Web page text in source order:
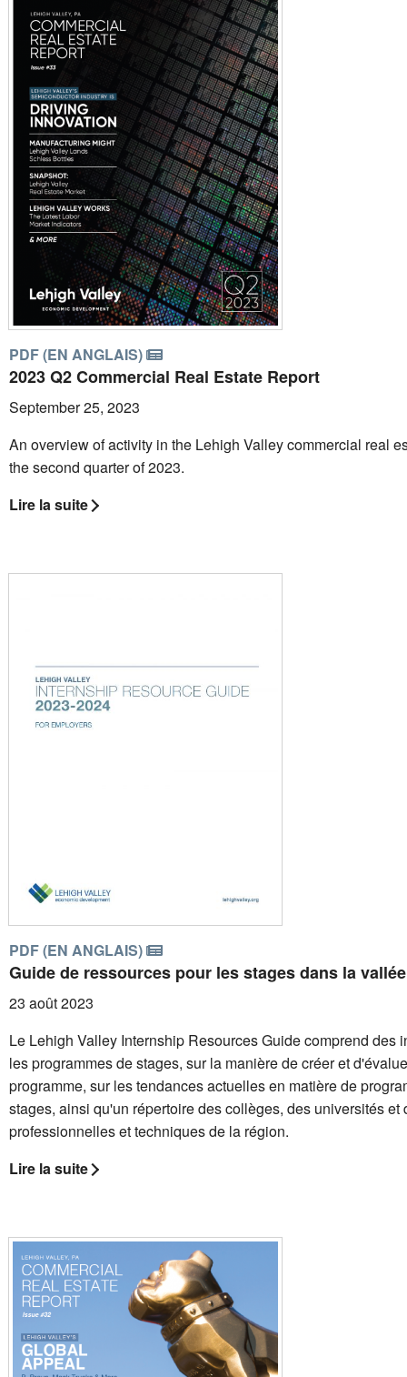
PDF (EN ANGLAIS)
2023 Q2 Commercial Real Estate Report
September 25, 2023
An overview of activity in the Lehigh Valley commercial real
the second quarter of 2023.
Lire la suite
PDF (EN ANGLAIS)
Guide de ressources pour les stages dans la
23 août 2023
Le Lehigh Valley Internship Resources Guide comprend des
les programmes de stages, sur la manière de créer et
programme, sur les tendances actuelles en matière de
stages, ainsi qu'un répertoire des collèges, des universités et
professionnelles et techniques de la région.
Lire la suite